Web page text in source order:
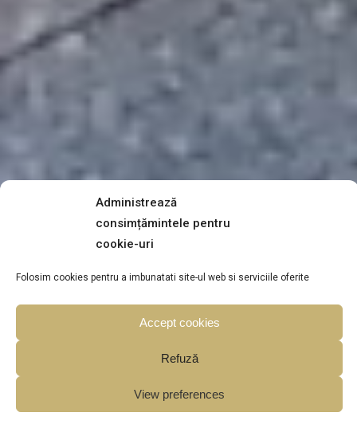
Administrează
consimțămintele pentru
cookie-uri
Folosim cookies pentru a imbunatati site-ul web si serviciile oferite
Accept cookies
Refuză
View preferences